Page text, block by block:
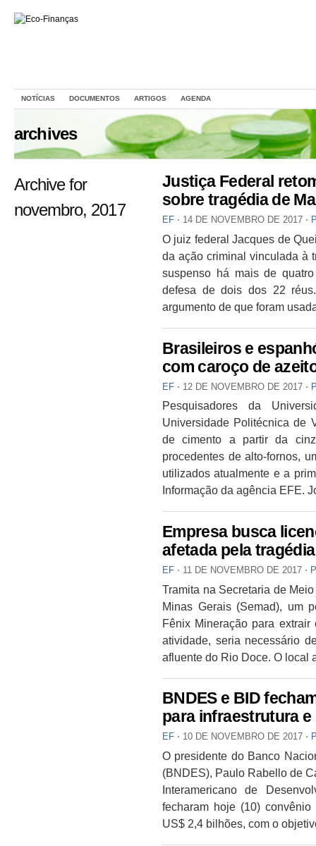
NOTÍCIAS DOCUMENTOS ARTIGOS AGENDA
archives
Archive for
novembro, 2017
Justiça Federal
sobre tragédia de
EF ⋅ 14 DE NOVEMBRO DE 2017 ⋅
O juiz federal Jacques de
da ação criminal vinculada à
suspenso há mais de
defesa de dois dos 22
argumento de que foram
Brasileiros e
com caroço de
EF ⋅ 12 DE NOVEMBRO DE 2017 ⋅
Pesquisadores da
Universidade Politécnica de
de cimento a partir da
procedentes de alto-fornos,
utilizados atualmente e a
Informação da agência EFE.
Empresa busca
afetada pela
EF ⋅ 11 DE NOVEMBRO DE 2017 ⋅
Tramita na Secretaria de
Minas Gerais (Semad), um
Fênix Mineração para
atividade, seria necessário
afluente do Rio Doce. O
BNDES e BID
para infraestrutura e
EF ⋅ 10 DE NOVEMBRO DE 2017 ⋅
O presidente do Banco
(BNDES), Paulo Rabello de
Interamericano de
fecharam hoje (10)
US$ 2,4 bilhões, com o